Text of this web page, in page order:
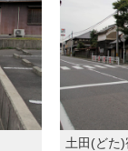
土田(どた